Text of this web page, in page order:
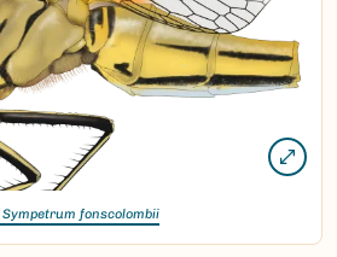
Sympetrum fonscolombii